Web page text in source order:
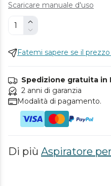
Scaricare manuale d'uso
Fatemi sapere se il
Spedizione gratuita in
2 anni di garanzia
Modalità di pagamento.
Di più Aspiratore